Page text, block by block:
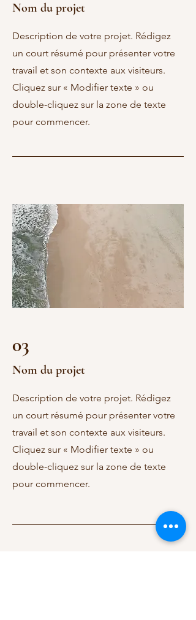
Nom du projet
Description de votre projet. Rédigez
un court résumé pour présenter votre
travail et son contexte aux visiteurs.
Cliquez sur « Modifier texte » ou
double-cliquez sur la zone de texte
pour commencer.
03
Nom du projet
Description de votre projet. Rédigez
un court résumé pour présenter votre
travail et son contexte aux visiteurs.
Cliquez sur « Modifier texte » ou
double-cliquez sur la zone de texte
pour commencer.